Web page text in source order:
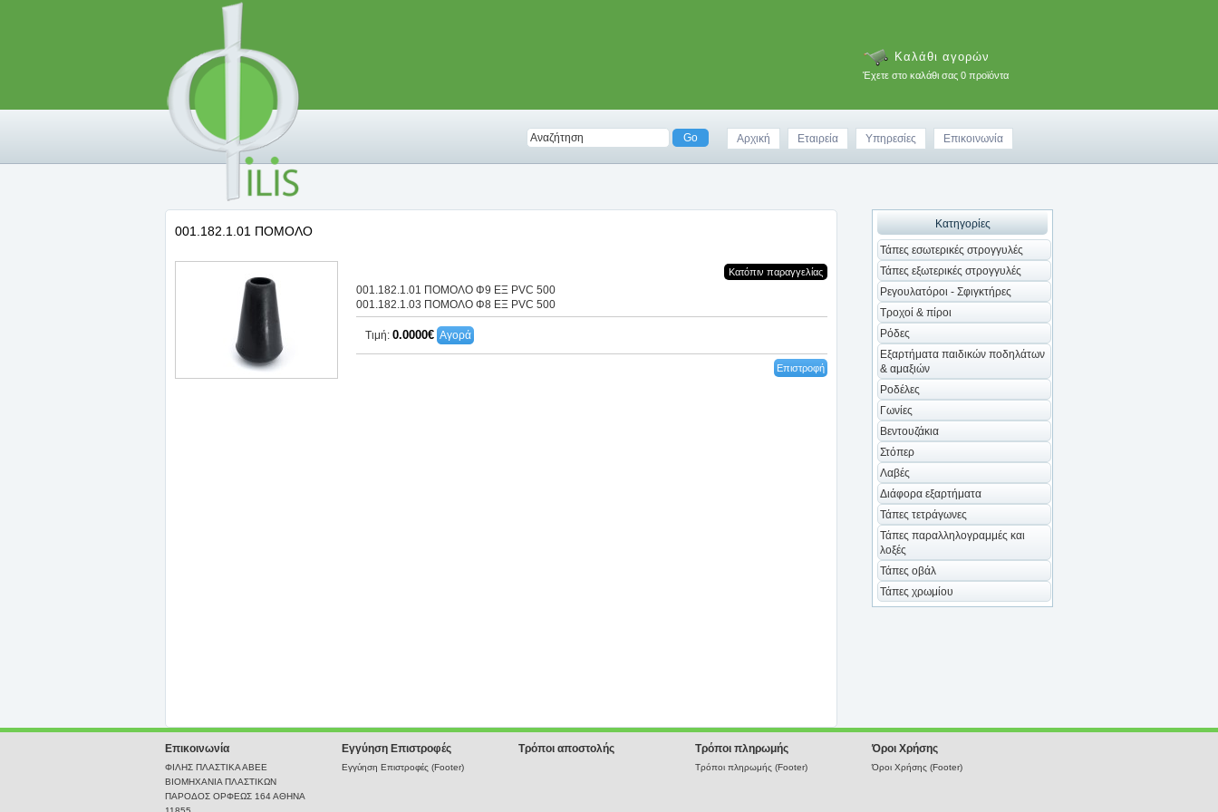
Καλάθι αγορών
Έχετε στο καλάθι σας 0 προϊόντα
Αρχική Εταιρεία Υπηρεσίες Επικοινωνία
Κατηγορίες
Τάπες εσωτερικές στρογγυλές
Τάπες εξωτερικές στρογγυλές
Ρεγουλατόροι - Σφιγκτήρες
Τροχοί & πίροι
Ρόδες
Εξαρτήματα παιδικών ποδηλάτων
& αμαξιών
Ροδέλες
Γωνίες
Βεντουζάκια
Στόπερ
Λαβές
Διάφορα εξαρτήματα
Τάπες τετράγωνες
Τάπες παραλληλογραμμές και
λοξές
Τάπες οβάλ
Τάπες χρωμίου
001.182.1.01 ΠΟΜΟΛΟ
Κατόπιν παραγγελίας
001.182.1.01 ΠΟΜΟΛΟ Φ9 ΕΞ PVC 500
001.182.1.03 ΠΟΜΟΛΟ Φ8 ΕΞ PVC 500
Τιμή: 0.0000€ Αγορά
Επιστροφή
Επικοινωνία
ΦΙΛΗΣ ΠΛΑΣΤΙΚΑ ΑΒΕΕ
ΒΙΟΜΗΧΑΝΙΑ ΠΛΑΣΤΙΚΩΝ
ΠΑΡΟΔΟΣ ΟΡΦΕΩΣ 164 ΑΘΗΝΑ
Εγγύηση Επιστροφές
Εγγύηση Επιστροφές (Footer)
Τρόποι αποστολής Τρόποι πληρωμής
Τρόποι πληρωμής (Footer)
Όροι Χρήσης
Όροι Χρήσης (Footer)